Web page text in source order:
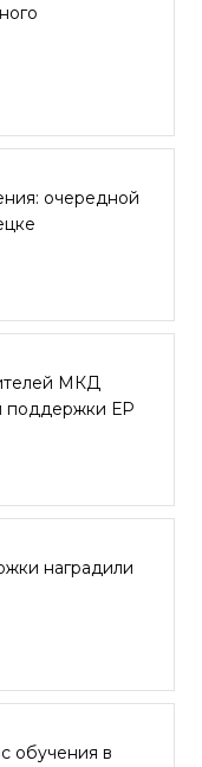
очередной
МКД
поддержки ЕР
наградили
обучения в